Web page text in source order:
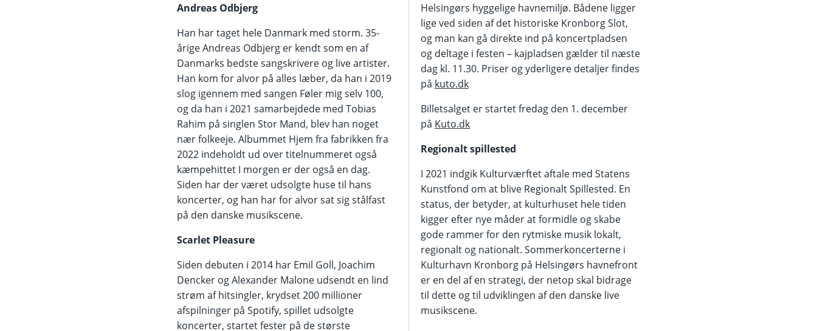
Andreas Odbjerg
Han har taget hele Danmark med storm. 35-
årige Andreas Odbjerg er kendt som en af
Danmarks bedste sangskrivere og live artister.
Han kom for alvor på alles læber, da han i 2019
slog igennem med sangen Føler mig selv 100,
og da han i 2021 samarbejdede med Tobias
Rahim på singlen Stor Mand, blev han noget
nær folkeeje. Albummet Hjem fra fabrikken fra
2022 indeholdt ud over titelnummeret også
kæmpehittet I morgen er der også en dag.
Siden har der været udsolgte huse til hans
koncerter, og han har for alvor sat sig stålfast
på den danske musikscene.
Scarlet Pleasure
Siden debuten i 2014 har Emil Goll, Joachim
Dencker og Alexander Malone udsendt en lind
strøm af hitsingler, krydset 200 millioner
afspilninger på Spotify, spillet udsolgte
koncerter, startet fester på de største
Helsingørs hyggelige havnemiljø. Bådene ligger
lige ved siden af det historiske Kronborg Slot,
og man kan gå direkte ind på koncertpladsen
og deltage i festen – kajpladsen gælder til næste
dag kl. 11.30. Priser og yderligere detaljer findes
på kuto.dk
Billetsalget er startet fredag den 1. december
på Kuto.dk
Regionalt spillested
I 2021 indgik Kulturværftet aftale med Statens
Kunstfond om at blive Regionalt Spillested. En
status, der betyder, at kulturhuset hele tiden
kigger efter nye måder at formidle og skabe
gode rammer for den rytmiske musik lokalt,
regionalt og nationalt. Sommerkoncerterne i
Kulturhavn Kronborg på Helsingørs havnefront
er en del af en strategi, der netop skal bidrage
til dette og til udviklingen af den danske live
musikscene.